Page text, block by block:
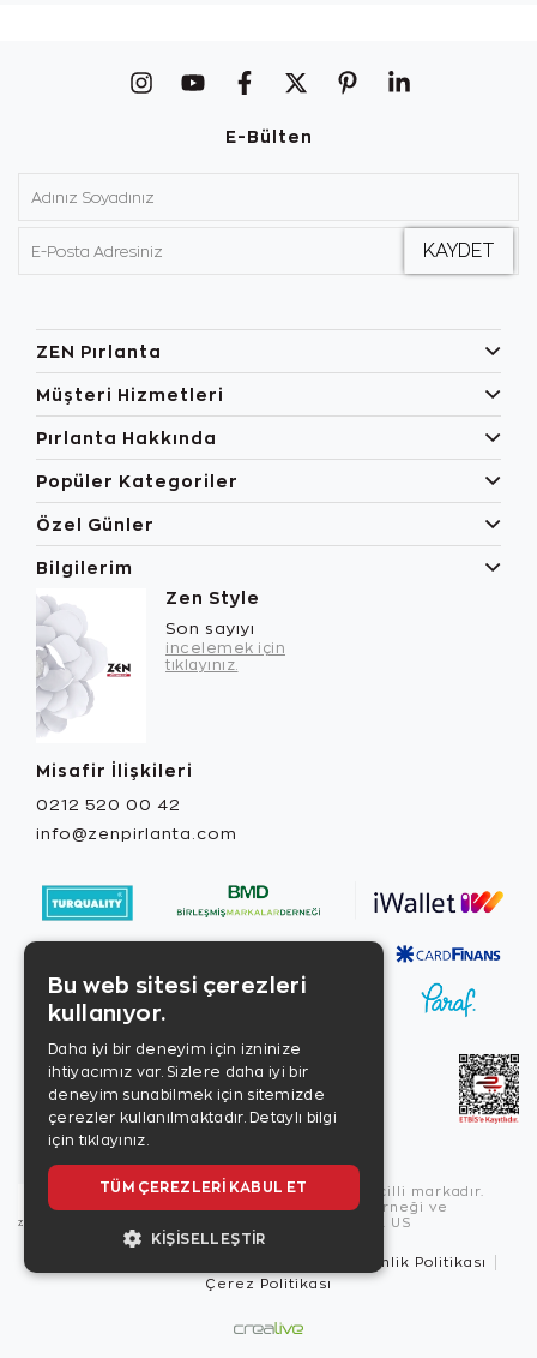
E-Bülten
ZEN Pırlanta
Müşteri Hizmetleri
Pırlanta Hakkında
Popüler Kategoriler
Özel Günler
Bilgilerim
Zen Style
Son sayıyı
incelemek için
tıklayınız.
Misafir İlişkileri
0212 520 00 42
info@zenpirlanta.com
Copyright © 2026, Zen Diamond tescilli markadır.
Zen Diamond Birleşmiş Markalar Derneği ve
Turquality Destek Programı üyesidir. US
Güvenlik Politikası
Çerez Politikası
Bu web sitesi çerezleri
kullanıyor.
Daha iyi bir deneyim için izninize
ihtiyacımız var. Sizlere daha iyi bir
deneyim sunabilmek için sitemizde
çerezler kullanılmaktadır. Detaylı bilgi
için tıklayınız.
TÜM ÇEREZLERI KABUL ET
KIŞISELLEŞTIR